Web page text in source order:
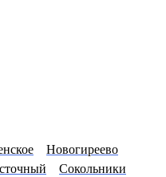
Новогиреево
Сокольники